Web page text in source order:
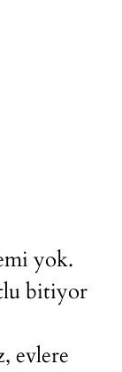
yok.
bitiyor
evlere